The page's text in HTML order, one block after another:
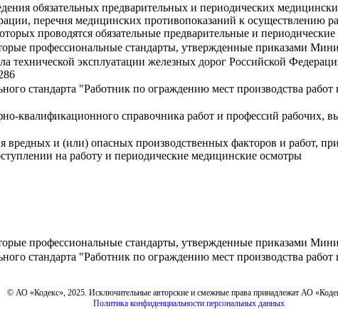
обязательных предварительных и периодических
перечня медицинских противопоказаний к
проводятся обязательные предварительные и
профессиональные стандарты, утвержденные приказами
технической эксплуатации железных дорог Российской
стандарта "Работник по ограждению мест производства
квалификационного справочника работ и профессий рабочих,
вредных и (или) опасных производственных факторов и работ,
на работу и периодические медицинские осмотры
профессиональные стандарты, утвержденные приказами
стандарта "Работник по ограждению мест производства
© АО «Кодекс», 2025. Исключительные авторские и смежные права принадлежат АО
Политика конфиденциальности персональных данных